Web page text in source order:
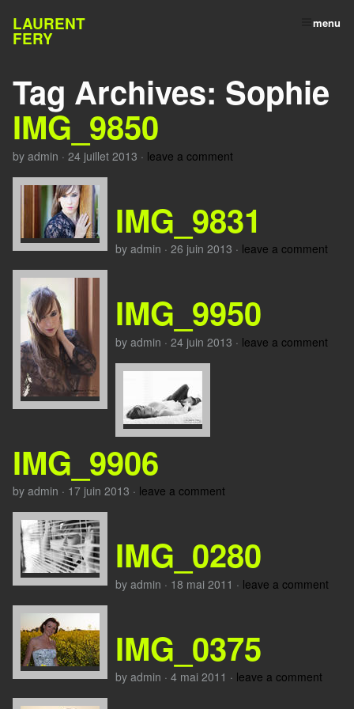
LAURENT
FERY
menu
Tag Archives: Sophie
IMG_9850
by admin · 24 juillet 2013 · leave a comment
IMG_9831
by admin · 26 juin 2013 · leave a comment
IMG_9950
by admin · 24 juin 2013 · leave a comment
IMG_9906
by admin · 17 juin 2013 · leave a comment
IMG_0280
by admin · 18 mai 2011 · leave a comment
IMG_0375
by admin · 4 mai 2011 · leave a comment